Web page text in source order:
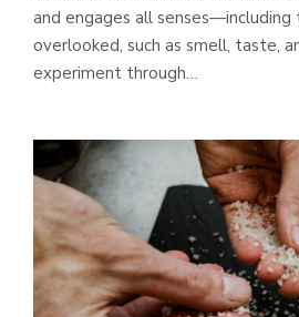
and engages all
overlooked, such as smell, taste,
experiment through…